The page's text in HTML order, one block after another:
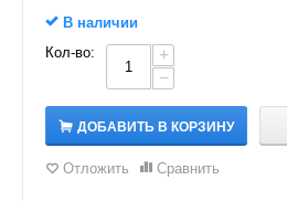
В наличии
Кол-во:
+
−
ДОБАВИТЬ В КОРЗИНУ
Отложить Сравнить